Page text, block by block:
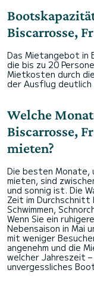
Biscarrosse,
Das Mietangebot in
die bis zu 20
Mietkosten durch
der Ausflug
Welche
Biscarrosse,
mieten?
Die besten Monate,
mieten, sind
und sonnig ist. Die
Zeit im Durchschnitt
Schwimmen,
Wenn Sie ein
Nebensaison in Mai
mit weniger
angenehm und die
welcher Jahreszeit
unvergessliches